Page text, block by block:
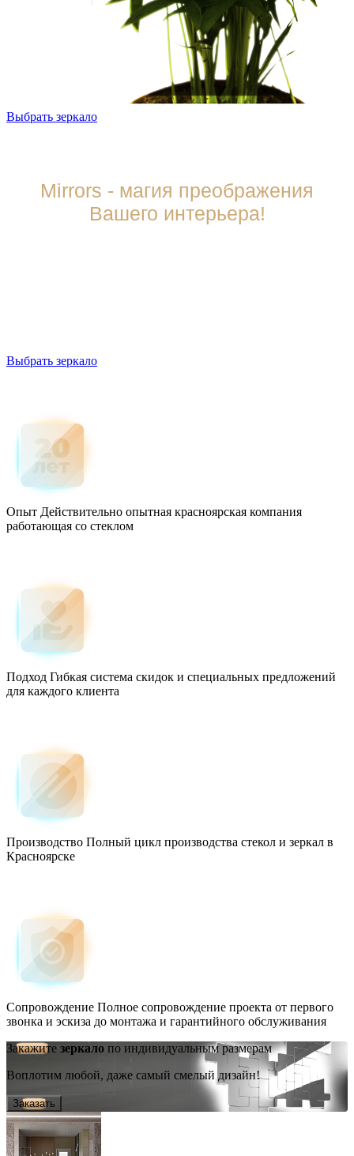
Выбрать зеркало
Mirrors - магия преображения
Вашего интерьера!
Выбрать зеркало
Опыт Действительно опытная красноярская компания
работающая со стеклом
Подход Гибкая система скидок и специальных предложений
для каждого клиента
Производство Полный цикл производства стекол и зеркал в
Красноярске
Сопровождение Полное сопровождение проекта от первого
звонка и эскиза до монтажа и гарантийного обслуживания
Закажите зеркало по индивидуальным размерам
Воплотим любой, даже самый смелый дизайн!
Заказать